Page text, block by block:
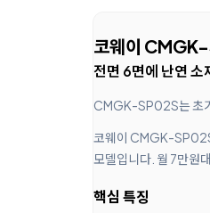
코웨이 CMGK-
전면 6면에 난연 소
CMGK-SP02S는 초
코웨이 CMGK-SP02S
모델입니다. 월 7만원
핵심 특징